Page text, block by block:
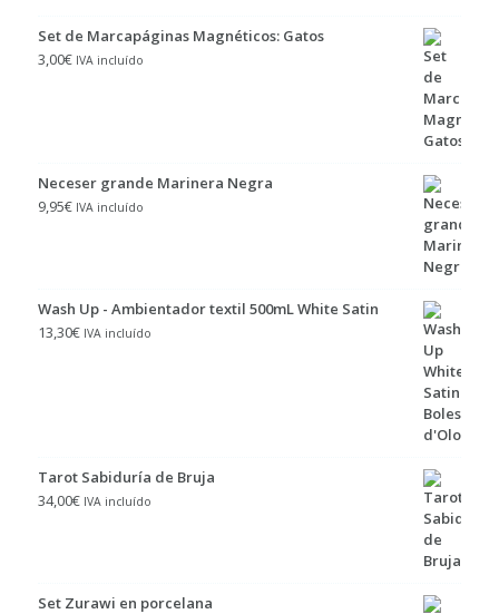
Set de Marcapáginas Magnéticos: Gatos
3,00€ IVA incluído
Neceser grande Marinera Negra
9,95€ IVA incluído
Wash Up - Ambientador textil 500mL White Satin
13,30€ IVA incluído
Tarot Sabiduría de Bruja
34,00€ IVA incluído
Set Zurawi en porcelana